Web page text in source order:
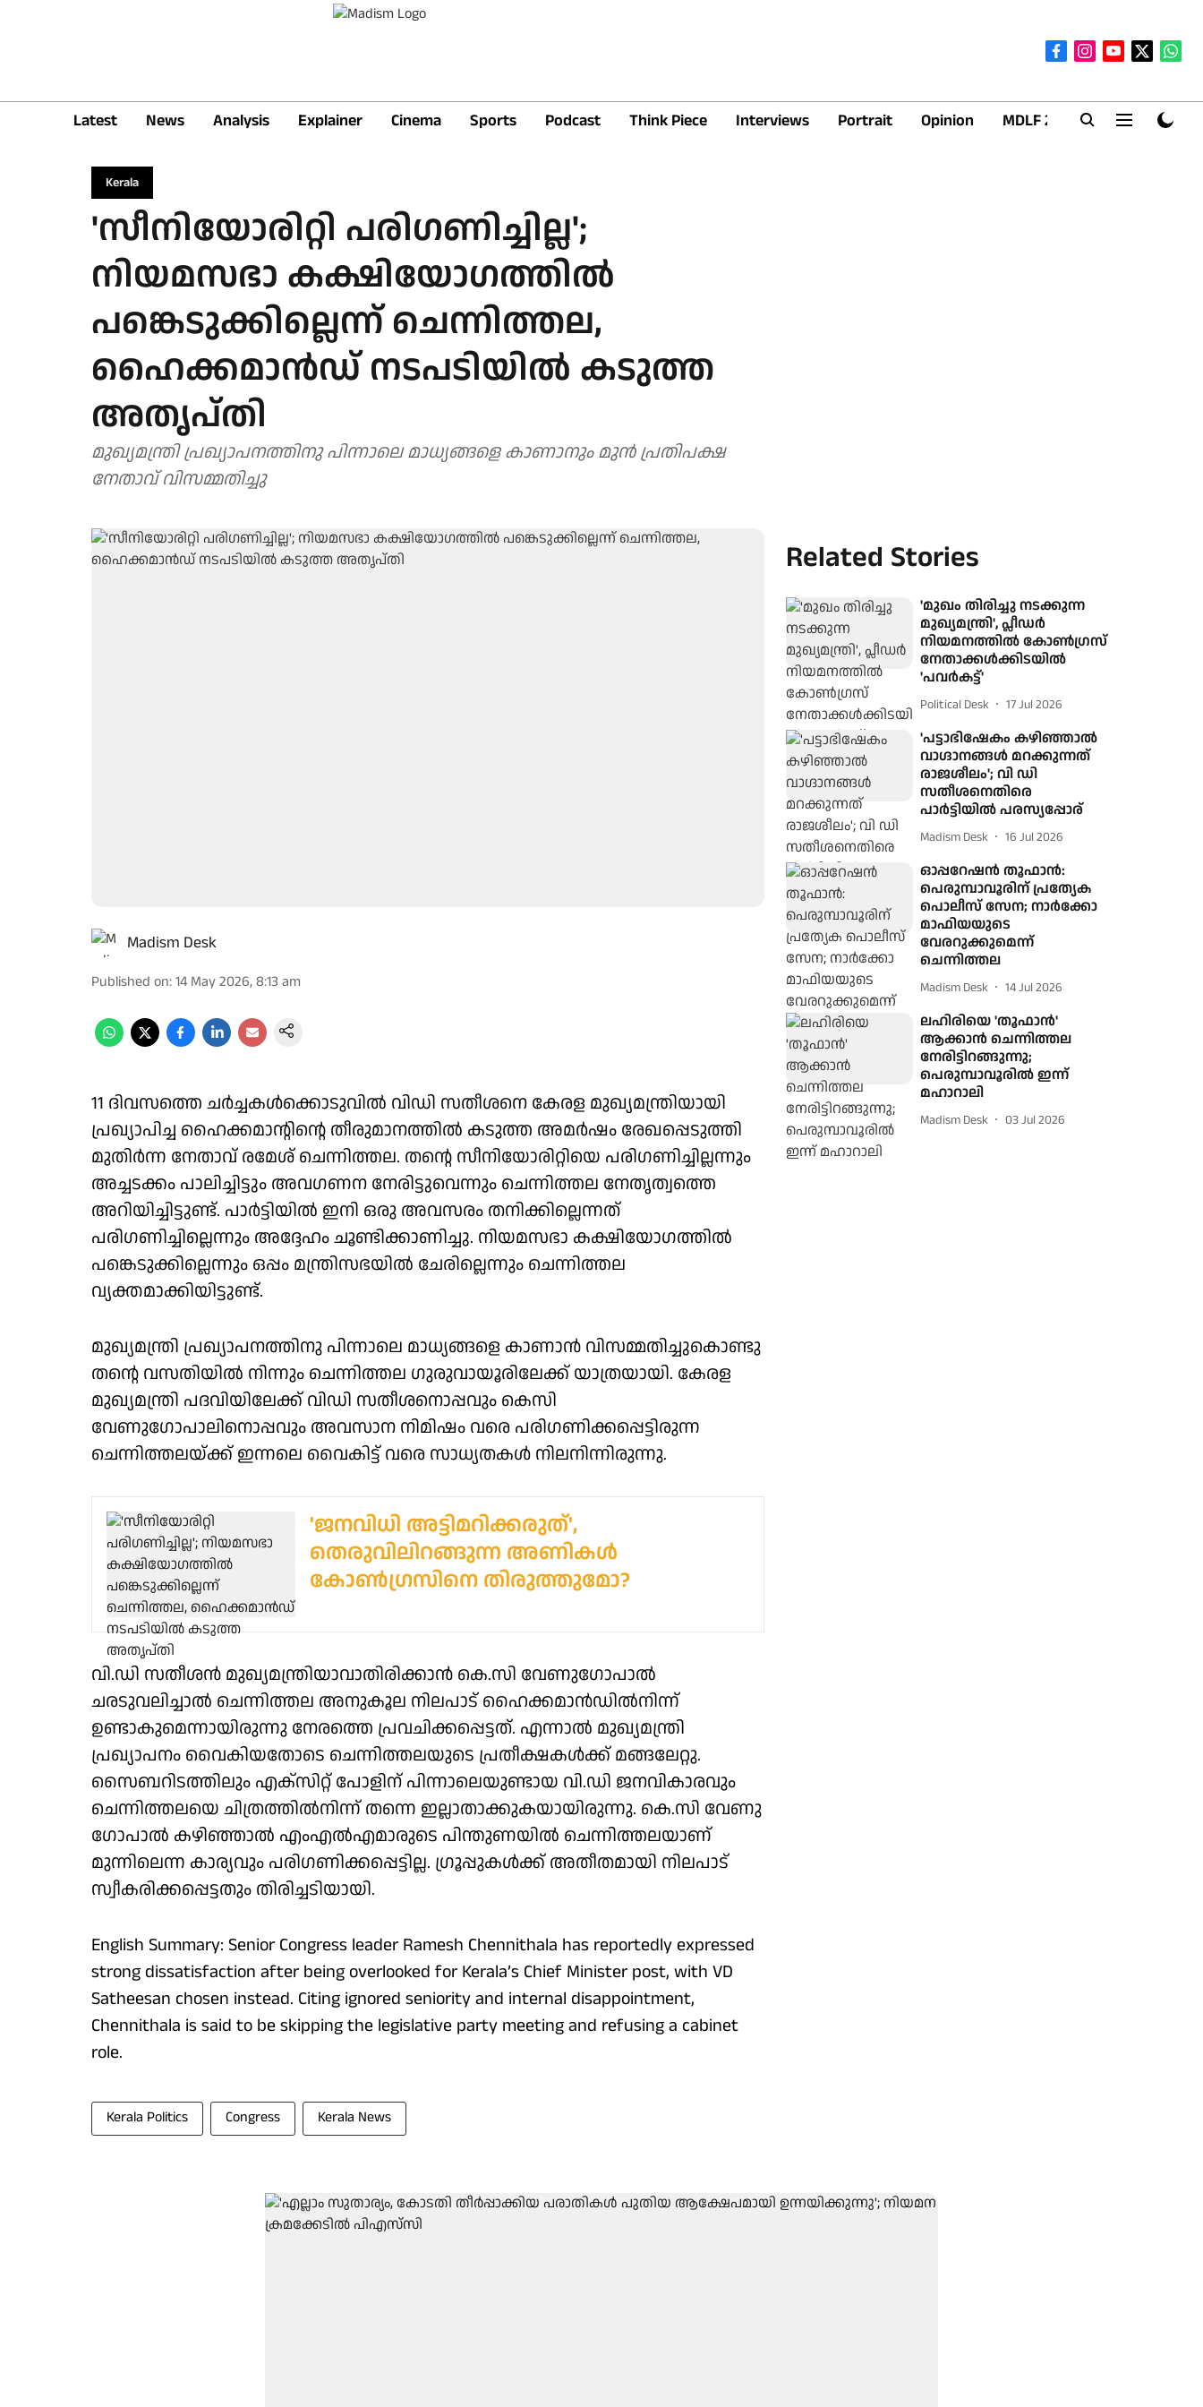
Latest News Analysis Explainer Cinema Sports Podcast Think Piece Interviews Portrait Opinion MDLF 2026
Kerala
'സീനിയോരിറ്റി പരിഗണിച്ചില്ല';
നിയമസഭാ കക്ഷിയോഗത്തിൽ
പങ്കെടുക്കില്ലെന്ന് ചെന്നിത്തല,
ഹൈക്കമാന്‍ഡ് നടപടിയില്‍ കടുത്ത
അതൃപ്തി
മുഖ്യമന്ത്രി പ്രഖ്യാപനത്തിനു പിന്നാലെ മാധ്യങ്ങളെ കാണാനും മുന്‍ പ്രതിപക്ഷ
നേതാവ് വിസമ്മതിച്ചു
Madism Desk
Published on:14 May 2026, 8:13 am
11 ദിവസത്തെ ചർച്ചകൾക്കൊടുവിൽ വിഡി സതീശനെ കേരള മുഖ്യമന്ത്രിയായി
പ്രഖ്യാപിച്ച ഹൈക്കമാന്റിന്റെ തീരുമാനത്തിൽ കടുത്ത അമർഷം രേഖപ്പെടുത്തി
മുതിർന്ന നേതാവ് രമേശ് ചെന്നിത്തല. തന്റെ സീനിയോരിറ്റിയെ പരിഗണിച്ചില്ലന്നും
അച്ചടക്കം പാലിച്ചിട്ടും അവഗണന നേരിട്ടുവെന്നും ചെന്നിത്തല നേതൃത്വത്തെ
അറിയിച്ചിട്ടുണ്ട്. പാർട്ടിയിൽ ഇനി ഒരു അവസരം തനിക്കില്ലെന്നത്
പരിഗണിച്ചില്ലെന്നും അദ്ദേഹം ചൂണ്ടിക്കാണിച്ചു. നിയമസഭാ കക്ഷിയോഗത്തിൽ
പങ്കെടുക്കില്ലെന്നും ഒപ്പം മന്ത്രിസഭയിൽ ചേരില്ലെന്നും ചെന്നിത്തല
വ്യക്തമാക്കിയിട്ടുണ്ട്.
മുഖ്യമന്ത്രി പ്രഖ്യാപനത്തിനു പിന്നാലെ മാധ്യങ്ങളെ കാണാൻ വിസമ്മതിച്ചുകൊണ്ടു
തന്റെ വസതിയിൽ നിന്നും ചെന്നിത്തല ഗുരുവായൂരിലേക്ക് യാത്രയായി. കേരള
മുഖ്യമന്ത്രി പദവിയിലേക്ക് വിഡി സതീശനൊപ്പവും കെസി
വേണുഗോപാലിനൊപ്പവും അവസാന നിമിഷം വരെ പരിഗണിക്കപ്പെട്ടിരുന്ന
ചെന്നിത്തലയ്ക്ക് ഇന്നലെ വൈകിട്ട് വരെ സാധ്യതകള്‍ നിലനിന്നിരുന്നു.
'ജനവിധി അട്ടിമറിക്കരുത്',
തെരുവിലിറങ്ങുന്ന അണികള്‍
കോണ്‍ഗ്രസിനെ തിരുത്തുമോ?
വി.ഡി സതീശൻ മുഖ്യമന്ത്രിയാവാതിരിക്കാൻ കെ.സി വേണു​ഗോപാൽ
ചരടുവലിച്ചാൽ ചെന്നിത്തല അനുകൂല നിലപാട് ഹൈക്കമാൻഡിൽനിന്ന്
ഉണ്ടാകുമെന്നായിരുന്നു നേരത്തെ പ്രവചിക്കപ്പെട്ടത്. എന്നാൽ മുഖ്യമന്ത്രി
പ്രഖ്യാപനം വൈകിയതോടെ ചെന്നിത്തലയുടെ പ്രതീക്ഷകൾക്ക് മങ്ങലേറ്റു.
സൈബറിടത്തിലും എക്സിറ്റ് പോളിന് പിന്നാലെയുണ്ടായ വി.ഡി ജനവികാരവും
ചെന്നിത്തലയെ ചിത്രത്തിൽനിന്ന് തന്നെ ഇല്ലാതാക്കുകയായിരുന്നു. കെ.സി വേണു​
ഗോപാൽ കഴിഞ്ഞാൽ എംഎൽഎമാരുടെ പിന്തുണയിൽ ചെന്നിത്തലയാണ്
മുന്നിലെന്ന കാര്യവും പരി​ഗണിക്കപ്പെട്ടില്ല. ​ഗ്രൂപ്പുകൾക്ക് അതീതമായി നിലപാട്
സ്വീകരിക്കപ്പെട്ടതും തിരിച്ചടിയായി.
English Summary: Senior Congress leader Ramesh Chennithala has reportedly expressed
strong dissatisfaction after being overlooked for Kerala’s Chief Minister post, with VD
Satheesan chosen instead. Citing ignored seniority and internal disappointment,
Chennithala is said to be skipping the legislative party meeting and refusing a cabinet
role.
Kerala Politics Congress Kerala News
Related Stories
'മുഖം തിരിച്ചു നടക്കുന്ന
മുഖ്യമന്ത്രി', പ്ലീഡര്‍
നിയമനത്തില്‍ കോണ്‍ഗ്രസ്
നേതാക്കൾക്കിടയില്‍
'പവര്‍കട്ട്'
Political Desk 17 Jul 2026
'പട്ടാഭിഷേകം കഴിഞ്ഞാൽ
വാഗ്ദാനങ്ങൾ മറക്കുന്നത്
രാജശീലം'; വി ഡി
സതീശനെതിരെ
പാർട്ടിയിൽ പരസ്യപ്പോര്
Madism Desk 16 Jul 2026
ഓപ്പറേഷന്‍ തൂഫാന്‍:
പെരുമ്പാവൂരിന് പ്രത്യേക
പൊലീസ് സേന; നാർക്കോ
മാഫിയയുടെ
വേരറുക്കുമെന്ന്
ചെന്നിത്തല
Madism Desk 14 Jul 2026
ലഹിരിയെ 'തൂഫാൻ'
ആക്കാൻ ചെന്നിത്തല
നേരിട്ടിറങ്ങുന്നു;
പെരുമ്പാവൂരില്‍ ഇന്ന്
മഹാറാലി
Madism Desk 03 Jul 2026